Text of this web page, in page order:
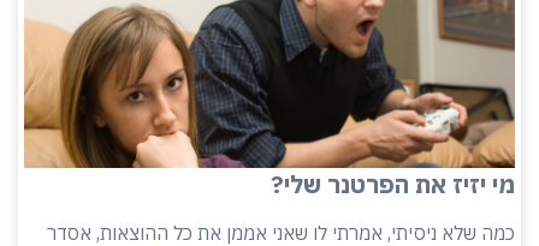
מי יזיז את הפרטנר שלי?
כמה שלא ניסיתי, אמרתי לו שאני אממן את כל ההוצאות, אסדר